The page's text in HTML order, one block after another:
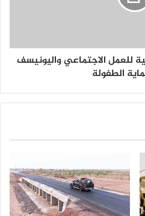
للعمل الاجتماعي واليونيسف
الطفولة